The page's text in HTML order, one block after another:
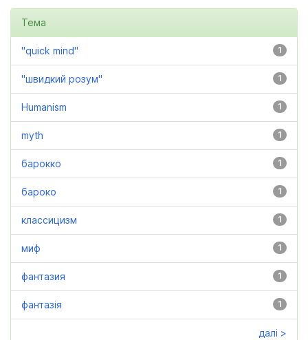
Тема
1
"quick mind"
1
"швидкий розум"
1
Humanism
1
myth
1
барокко
1
бароко
1
классицизм
1
миф
1
фантазия
1
фантазія
далі >